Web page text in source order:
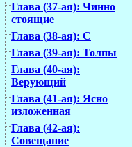
Глава (37-ая): Чинно
стоящие
Глава (38-ая): С
Глава (39-ая): Толпы
Глава (40-ая):
Верующий
Глава (41-ая): Ясно
изложенная
Глава (42-ая):
Совещание